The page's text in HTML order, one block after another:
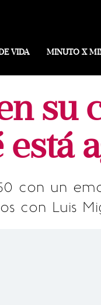
VIDA MINUTO X
su
con un
con Luis